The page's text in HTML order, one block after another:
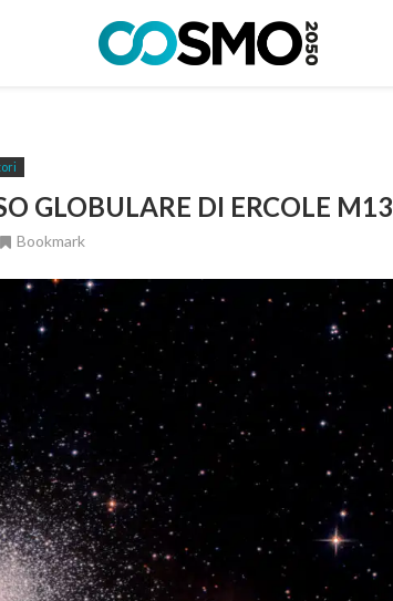
GLOBULARE DI ERCOLE M13
Bookmark